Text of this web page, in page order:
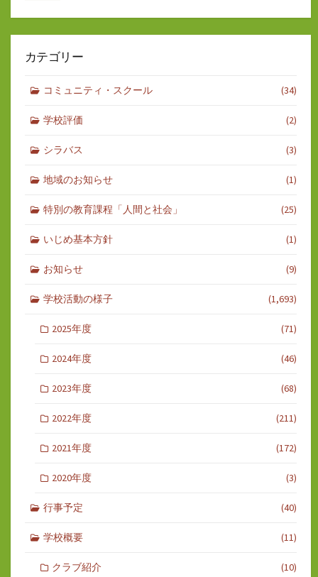
カテゴリー
コミュニティ・スクール (34)
学校評価 (2)
シラバス (3)
地域のお知らせ (1)
特別の教育課程「人間と社会」 (25)
いじめ基本方針 (1)
お知らせ (9)
学校活動の様子 (1,693)
2025年度 (71)
2024年度 (46)
2023年度 (68)
2022年度 (211)
2021年度 (172)
2020年度 (3)
行事予定 (40)
学校概要 (11)
クラブ紹介 (10)